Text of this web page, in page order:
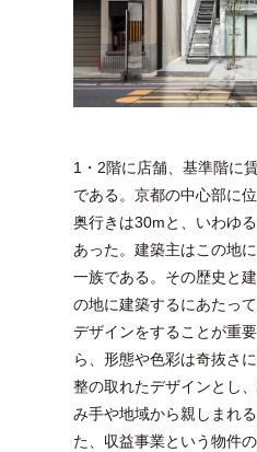
1・2階に店舗、基準階に
である。京都の中心部に
奥行きは30mと、いわゆ
あった。建築主はこの地
一族である。その歴史と
の地に建築するにあたっ
デザインをすることが重
ら、形態や色彩は奇抜さ
整の取れたデザインとし
み手や地域から親しまれ
た、収益事業という物件